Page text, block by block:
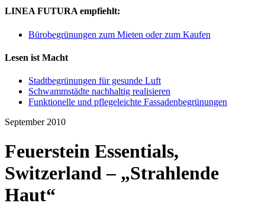
LINEA FUTURA empfiehlt:
Bürobegrünungen zum Mieten oder zum Kaufen
Lesen ist Macht
Stadtbegrünungen für gesunde Luft
Schwammstädte nachhaltig realisieren
Funktionelle und pflegeleichte Fassadenbegrünungen
September 2010
Feuerstein Essentials,
Switzerland – „Strahlende
Haut“